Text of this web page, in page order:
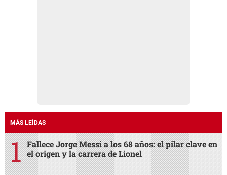
MÁS LEÍDAS
Fallece Jorge Messi a los 68 años: el pilar clave en
el origen y la carrera de Lionel